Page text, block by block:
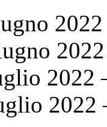
2022
2022